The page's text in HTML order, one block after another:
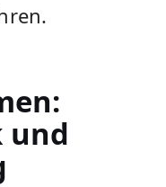
und